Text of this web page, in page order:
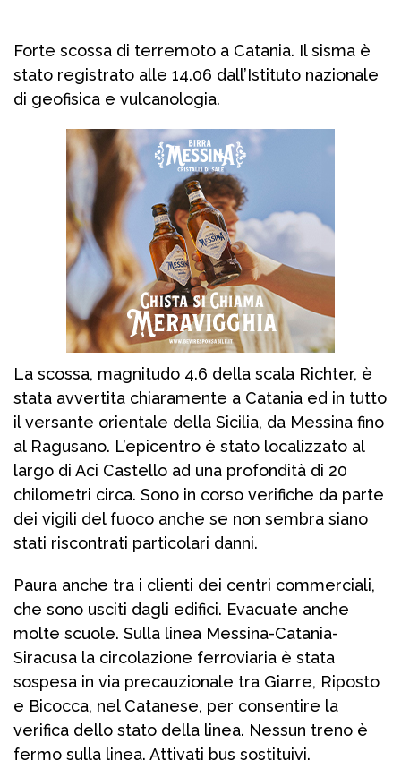
Forte scossa di terremoto a Catania. Il sisma è
stato registrato alle 14.06 dall’Istituto nazionale
di geofisica e vulcanologia.
La scossa, magnitudo 4.6 della scala Richter, è
stata avvertita chiaramente a Catania ed in tutto
il versante orientale della Sicilia, da Messina fino
al Ragusano. L’epicentro è stato localizzato al
largo di Aci Castello ad una profondità di 20
chilometri circa. Sono in corso verifiche da parte
dei vigili del fuoco anche se non sembra siano
stati riscontrati particolari danni.
Paura anche tra i clienti dei centri commerciali,
che sono usciti dagli edifici. Evacuate anche
molte scuole. Sulla linea Messina-Catania-
Siracusa la circolazione ferroviaria è stata
sospesa in via precauzionale tra Giarre, Riposto
e Bicocca, nel Catanese, per consentire la
verifica dello stato della linea. Nessun treno è
fermo sulla linea. Attivati bus sostituivi.